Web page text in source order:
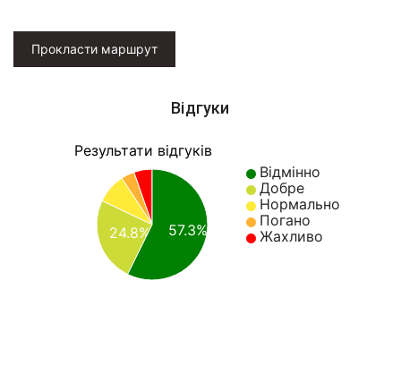
Прокласти маршрут
Відгуки
Результати відгуків
Відмінно
Добре
Нормально
Погано
Жахливо
24.8% 57.3%